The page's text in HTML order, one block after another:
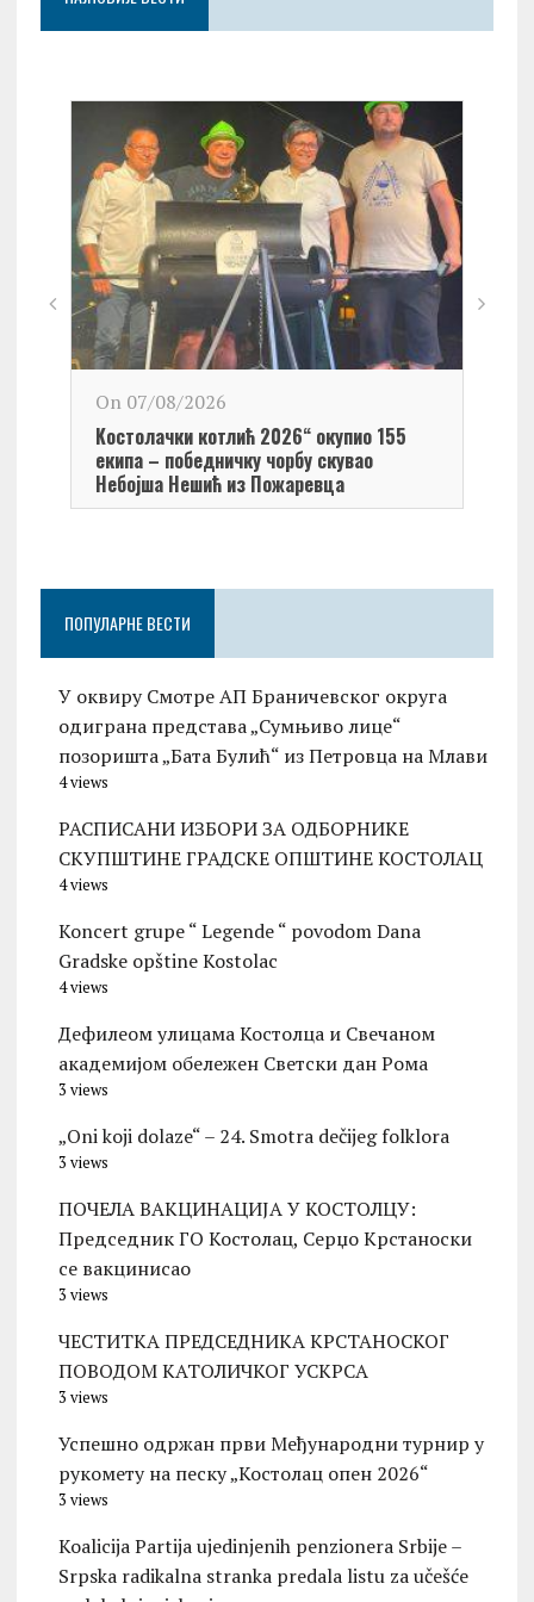
On 07/08/2026
Kостолачки котлић 2026“ окупио 155
екипа – победничку чорбу скувао
Небојша Нешић из Пожаревца
ПОПУЛАРНЕ ВЕСТИ
У оквиру Смотре АП Браничевског округа
одиграна представа „Сумњиво лице“
позоришта „Бата Булић“ из Петровца на Млави
4 views
РАСПИСАНИ ИЗБОРИ ЗА ОДБОРНИКЕ
СКУПШТИНЕ ГРАДСКЕ ОПШТИНЕ КОСТОЛАЦ
4 views
Koncert grupe “ Legende “ povodom Dana
Gradske opštine Kostolac
4 views
Дефилеом улицама Костолца и Свечаном
академијом обележен Светски дан Рома
3 views
„Oni koji dolaze“ – 24. Smotra dečijeg folklora
3 views
ПОЧЕЛА ВАКЦИНАЦИЈА У КОСТОЛЦУ:
Председник ГО Костолац, Серџо Крстаноски
се вакцинисао
3 views
ЧЕСТИТКА ПРЕДСЕДНИКА КРСТАНОСКОГ
ПОВОДОМ КАТОЛИЧКОГ УСКРСА
3 views
Успешно одржан први Међународни турнир у
рукомету на песку „Костолац опен 2026“
3 views
Koalicija Partija ujedinjenih penzionera Srbije –
Srpska radikalna stranka predala listu za učešće